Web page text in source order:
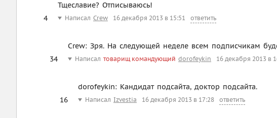
Тщеславие? Отписываюсь!
4
Написал Crew 16 декабря 2013 в 15:51 ответить
Crew: Зря. На следующей неделе всем подписчикам
34
Написал товарищ командующий dorofeykin 16 декабря 2013 в
dorofeykin: Кандидат подсайта, доктор подсайта.
16
Написал Izvestia 16 декабря 2013 в 17:28 ответить